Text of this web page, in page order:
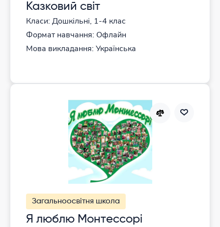
Казковий світ
Класи: Дошкільні, 1-4 клас
Формат навчання: Офлайн
Мова викладання: Українська
Загальноосвітня школа
Я люблю Монтессорі